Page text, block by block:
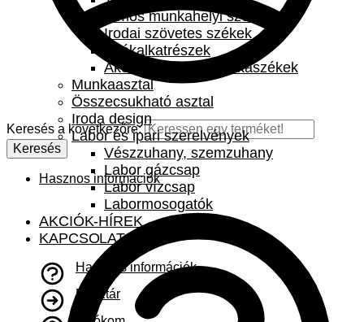
Keresés a következőre:
Keresés
Hasznos információk
Bimos munkahelyi székek
Irodai szövetes székek
Székalkatrészek
Akciók – akciós munkaszékek
Munkaasztal
Összecsukható asztal
Iroda design
Labor és ipari szerelvények
Vészzuhany, szemzuhany
Labor gázcsap
Labor vízcsap
Labormosogatók
AKCIÓK-HÍREK
KAPCSOLAT
Hasznos információk
Pénztár